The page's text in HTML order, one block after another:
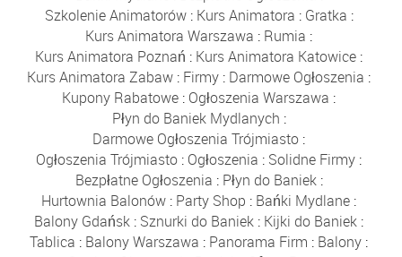
Szkolenie Animatorów: Kurs Animatora : Gratka :
Kurs Animatora Warszawa : Rumia :
Kurs Animatora Poznań : Kurs Animatora Katowice :
Kurs Animatora Zabaw : Firmy : Darmowe Ogłoszenia :
Kupony Rabatowe : Ogłoszenia Warszawa :
Płyn do Baniek Mydlanych :
Darmowe Ogłoszenia Trójmiasto :
Ogłoszenia Trójmiasto : Ogłoszenia : Solidne Firmy :
Bezpłatne Ogłoszenia : Płyn do Baniek:
Hurtownia Balonów : Party Shop : Bańki Mydlane :
Balony Gdańsk : Sznurki do Baniek : Kijki do Baniek :
Tablica : Balony Warszawa : Panorama Firm : Balony :